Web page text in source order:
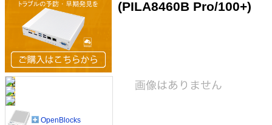
(PILA8460B Pro/100+)
OpenBlocks